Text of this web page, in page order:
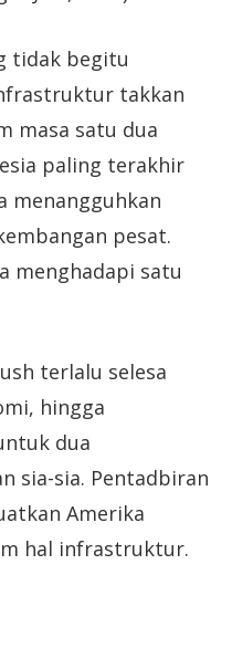
tidak begitu
takkan
masa satu dua
paling terakhir
menangguhkan
pesat.
menghadapi satu
terlalu selesa
hingga
dua
sia-sia. Pentadbiran
Amerika
hal infrastruktur.